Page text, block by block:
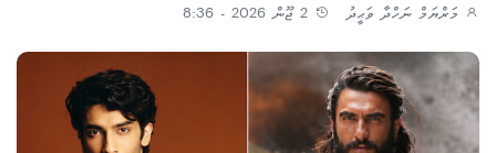
މަރްޔަމް ނަހްދާ ވަޙީދު